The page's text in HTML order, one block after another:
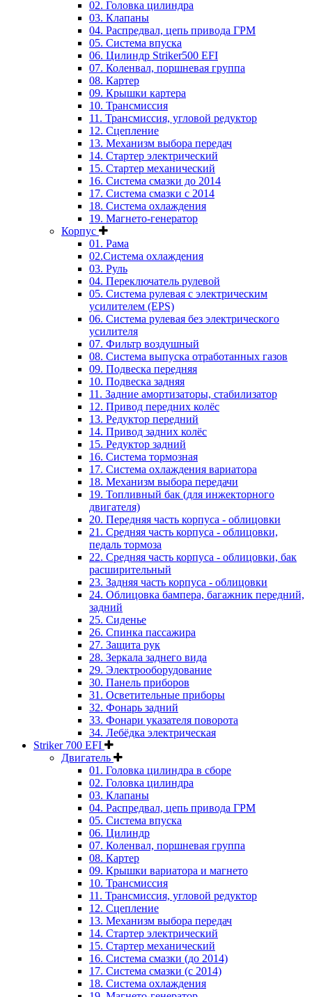
02. Головка цилиндра
03. Клапаны
04. Распредвал, цепь привода ГРМ
05. Система впуска
06. Цилиндр Striker500 EFI
07. Коленвал, поршневая группа
08. Картер
09. Крышки картера
10. Трансмиссия
11. Трансмиссия, угловой редуктор
12. Сцепление
13. Механизм выбора передач
14. Стартер электрический
15. Стартер механический
16. Система смазки до 2014
17. Система смазки c 2014
18. Система охлаждения
19. Магнето-генератор
Корпус
01. Рама
02.Система охлаждения
03. Руль
04. Переключатель рулевой
05. Система рулевая с электрическим
усилителем (EPS)
06. Система рулевая без электрического
усилителя
07. Фильтр воздушный
08. Система выпуска отработанных газов
09. Подвеска передняя
10. Подвеска задняя
11. Задние амортизаторы, стабилизатор
12. Привод передних колёс
13. Редуктор передний
14. Привод задних колёс
15. Редуктор задний
16. Система тормозная
17. Система охлаждения вариатора
18. Механизм выбора передачи
19. Топливный бак (для инжекторного
двигателя)
20. Передняя часть корпуса - облицовки
21. Средняя часть корпуса - облицовки,
педаль тормоза
22. Средняя часть корпуса - облицовки, бак
расширительный
23. Задняя часть корпуса - облицовки
24. Облицовка бампера, багажник передний,
задний
25. Сиденье
26. Спинка пассажира
27. Защита рук
28. Зеркала заднего вида
29. Электрооборудование
30. Панель приборов
31. Oсветительные приборы
32. Фонарь задний
33. Фонари указателя поворота
34. Лебёдка электрическая
Striker 700 EFI
Двигатель
01. Головка цилиндра в сборе
02. Головка цилиндра
03. Клапаны
04. Распредвал, цепь привода ГРМ
05. Система впуска
06. Цилиндр
07. Коленвал, поршневая группа
08. Картер
09. Крышки вариатора и магнето
10. Трансмиссия
11. Трансмиссия, угловой редуктор
12. Сцепление
13. Механизм выбора передач
14. Стартер электрический
15. Стартер механический
16. Система смазки (до 2014)
17. Система смазки (с 2014)
18. Система охлаждения